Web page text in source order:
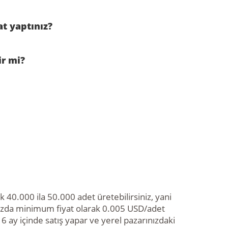
yaptınız?
mi?
40.000 ila 50.000 adet üretebilirsiniz, yani
minimum fiyat olarak 0.005 USD/adet
ay içinde satış yapar ve yerel pazarınızdaki